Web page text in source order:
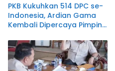
PKB Kukuhkan 514 DPC se-
Indonesia, Ardian Gama
Kembali Dipercaya Pimpin